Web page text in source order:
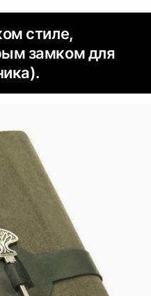
стиле,
замком для